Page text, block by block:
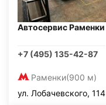
Автосервис Раменки
+7 (495) 135-42-87
Раменки(900 м)
ул. Лобачевского, 114